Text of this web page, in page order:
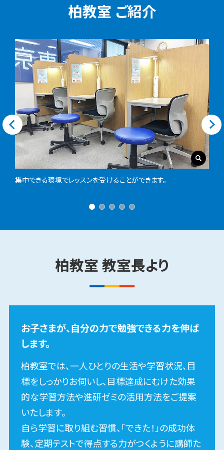
毎日の実行項目の例
長期スケジュール計画を細分化した毎日
の実行項目を提示します。
教材名に記載されているアルファベットは、実際には具
体的な教材名称が入ります。
現在作成中のカリキュラム（イメージ図）のため、実際
基礎から演習まで行う段
入試本番で合格点をとるためには、基礎から
演習まで段階的な学習が必要になります。お
子さまの学習段階に合わせて、指導を行うの
で、効率よく得点力を養成できます。
柏​教室 ご紹介
集中できる環境でレッスンを受けることができます。
柏​教室教室長より
お子さまが、自分の力で勉強できる力を伸ば
します。
柏教室では、一人ひとりの生活や学習状況、目
標をしっかりお伺いし、目標達成にむけた効果
的な学習方法や進研ゼミの活用方法をご提案
いたします。
自ら学習に取り組む習慣、「できた！」の成功体
験、定期テストで得点する力がつくように講師た